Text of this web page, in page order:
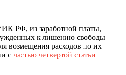
РФ, из заработной платы,
к лишению свободы
возмещения расходов по их
с частью четвертой статьи